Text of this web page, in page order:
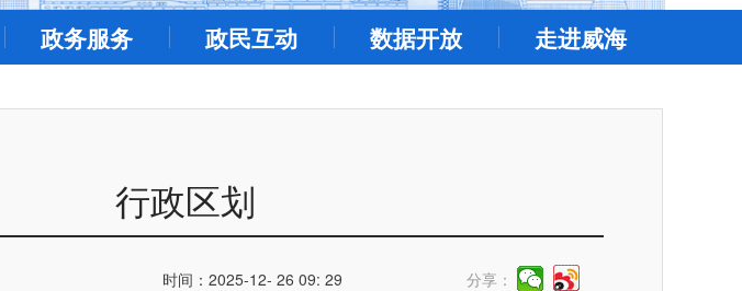
政务服务 政民互动 数据开放 走进威海
行政区划
时间：2025-12- 26 09: 29 分享：